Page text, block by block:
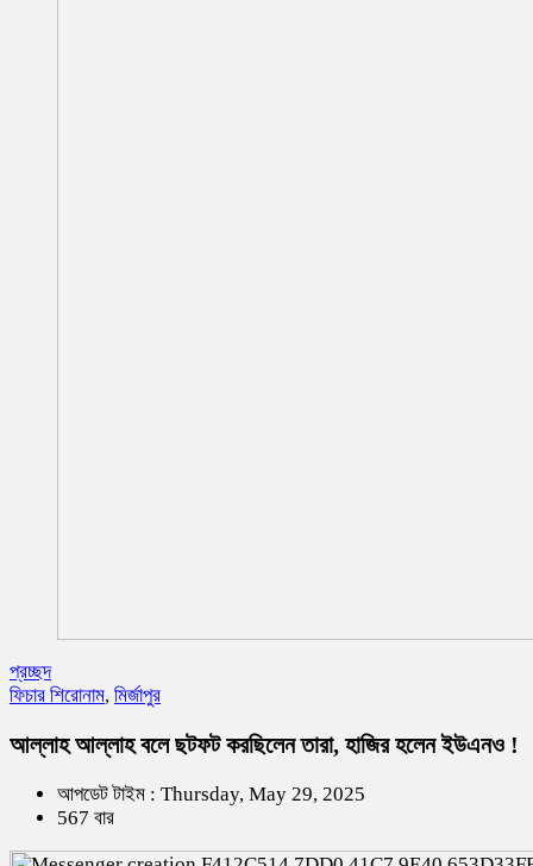
প্রচ্ছদ
ফিচার শিরোনাম, মির্জাপুর
আল্লাহ আল্লাহ বলে ছটফট করছিলেন তারা, হাজির হলেন ইউএনও !
আপডেট টাইম : Thursday, May 29, 2025
567 বার